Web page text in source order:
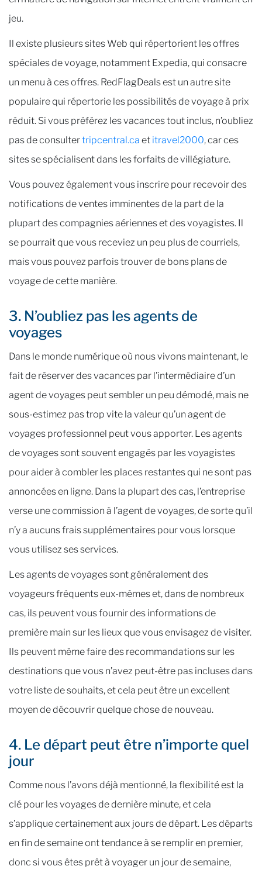
jeu.
Il existe plusieurs sites Web qui répertorient les offres
spéciales de voyage, notamment Expedia, qui consacre
un menu à ces offres. RedFlagDeals est un autre site
populaire qui répertorie les possibilités de voyage à prix
réduit. Si vous préférez les vacances tout inclus, n’oubliez
pas de consultertripcentral.ca et itravel2000, car ces
sites se spécialisent dans les forfaits de villégiature.
Vous pouvez également vous inscrire pour recevoir des
notifications de ventes imminentes de la part de la
plupart des compagnies aériennes et des voyagistes. Il
se pourrait que vous receviez un peu plus de courriels,
mais vous pouvez parfois trouver de bons plans de
voyage de cette manière.
3. N’oubliez pas les agents de
voyages
Dans le monde numérique où nous vivons maintenant, le
fait de réserver des vacances par l’intermédiaire d’un
agent de voyages peut sembler un peu démodé, mais ne
sous-estimez pas trop vite la valeur qu’un agent de
voyages professionnel peut vous apporter. Les agents
de voyages sont souvent engagés par les voyagistes
pour aider à combler les places restantes qui ne sont pas
annoncées en ligne. Dans la plupart des cas, l’entreprise
verse une commission à l’agent de voyages, de sorte qu’il
n’y a aucuns frais supplémentaires pour vous lorsque
vous utilisez ses services.
Les agents de voyages sont généralement des
voyageurs fréquents eux-mêmes et, dans de nombreux
cas, ils peuvent vous fournir des informations de
première main sur les lieux que vous envisagez de visiter.
Ils peuvent même faire des recommandations sur les
destinations que vous n’avez peut-être pas incluses dans
votre liste de souhaits, et cela peut être un excellent
moyen de découvrir quelque chose de nouveau.
4. Le départ peut être n’importe quel
jour
Comme nous l’avons déjà mentionné, la flexibilité est la
clé pour les voyages de dernière minute, et cela
s’applique certainement aux jours de départ. Les départs
en fin de semaine ont tendance à se remplir en premier,
donc si vous êtes prêt à voyager un jour de semaine,